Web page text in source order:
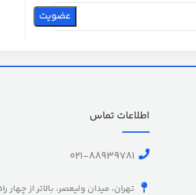
اطلاعات تماس
021-88939781
تهران، میدان ولیعصر، بالاتر از